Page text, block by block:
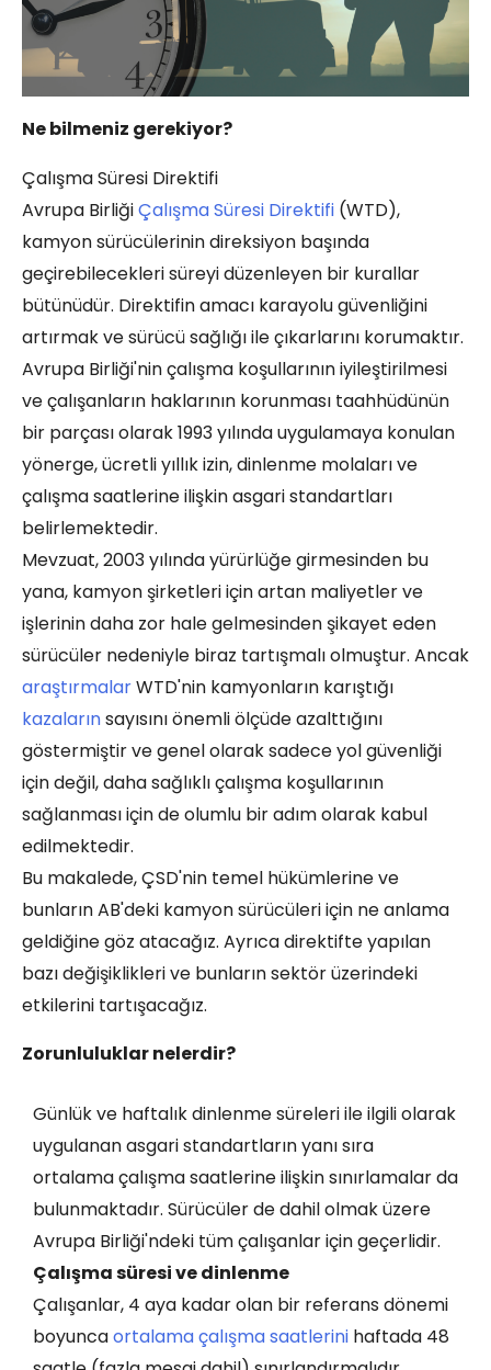
Ne bilmeniz gerekiyor?
Çalışma Süresi Direktifi
Avrupa BirliğiÇalışma Süresi Direktifi (WTD),
kamyon sürücülerinin direksiyon başında
geçirebilecekleri süreyi düzenleyen bir kurallar
bütünüdür. Direktifin amacı karayolu güvenliğini
artırmak ve sürücü sağlığı ile çıkarlarını korumaktır.
Avrupa Birliği'nin çalışma koşullarının iyileştirilmesi
ve çalışanların haklarının korunması taahhüdünün
bir parçası olarak 1993 yılında uygulamaya konulan
yönerge, ücretli yıllık izin, dinlenme molaları ve
çalışma saatlerine ilişkin asgari standartları
belirlemektedir.
Mevzuat, 2003 yılında yürürlüğe girmesinden bu
yana, kamyon şirketleri için artan maliyetler ve
işlerinin daha zor hale gelmesinden şikayet eden
sürücüler nedeniyle biraz tartışmalı olmuştur. Ancak
araştırmalarWTD'nin kamyonların karıştığı
kazalarınsayısını önemli ölçüde azalttığını
göstermiştir ve genel olarak sadece yol güvenliği
için değil, daha sağlıklı çalışma koşullarının
sağlanması için de olumlu bir adım olarak kabul
edilmektedir.
Bu makalede, ÇSD'nin temel hükümlerine ve
bunların AB'deki kamyon sürücüleri için ne anlama
geldiğine göz atacağız. Ayrıca direktifte yapılan
bazı değişiklikleri ve bunların sektör üzerindeki
etkilerini tartışacağız.
Zorunluluklar nelerdir?
Günlük ve haftalık dinlenme süreleri ile ilgili olarak
uygulanan asgari standartların yanı sıra
ortalama çalışma saatlerine ilişkin sınırlamalar da
bulunmaktadır. Sürücüler de dahil olmak üzere
Avrupa Birliği'ndeki tüm çalışanlar için geçerlidir.
Çalışma süresi ve dinlenme
Çalışanlar, 4 aya kadar olan bir referans dönemi
boyuncaortalama çalışma saatlerini haftada 48